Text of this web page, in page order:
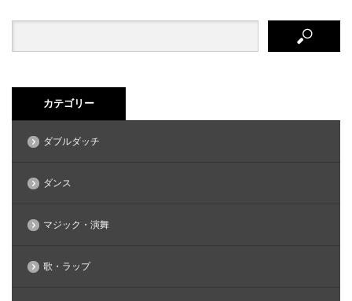
カテゴリー
ダブルダッチ
ダンス
マジック・演舞
歌・ラップ